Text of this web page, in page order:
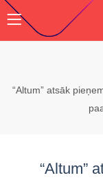
“Altum” atsāk
“Altum”